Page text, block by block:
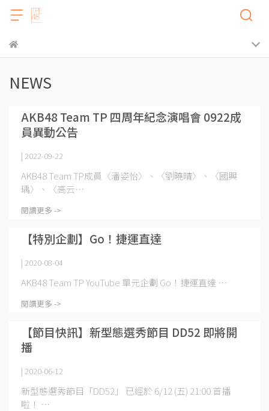
NEWS
AKB48 Team TP 四周年紀念演唱會 0922成
員異動公告
| 2022-09-22
AKB48 Team TP成員〈潘姿怡〉、〈劉曉晴〉、〈國興
瑀〉、〈高云⋯
閱讀更多 ->
【特別企劃】Go！捷運直達
| 2020-08-04
AKB48 Team TP YouTube 單元企劃 Go！捷運直達 ⋯
閱讀更多 ->
【節目快訊】新型態選秀節目 DD52 即將開
播
| 2020-06-12
新型態選秀節目「DD52」 已經於 6/12 (五) 21:00 首播
啦！ ⋯